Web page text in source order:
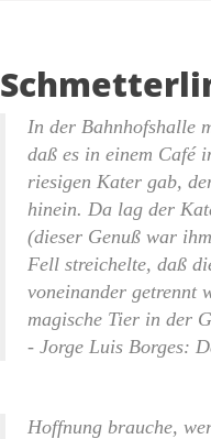
In der Bahnhofshalle
daß es in einem Café
riesigen Kater gab,
hinein. Da lag der
(dieser Genuß war
Fell streichelte, daß
voneinander getrennt
magische Tier in der
- Jorge Luis Borges:
Hoffnung brauche,